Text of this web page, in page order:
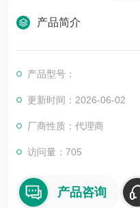
产品简介
产品型号：
更新时间：2026-06-02
厂商性质：代理商
访问量：705
产品咨询